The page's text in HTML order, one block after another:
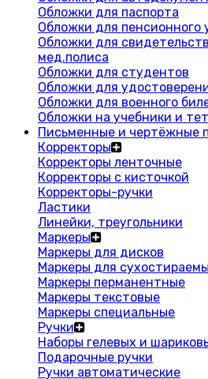
Обложки для паспорта
Обложки для пенсионного
Обложки для
мед.полиса
Обложки для студентов
Обложки для
Обложки для военного
Обложки на учебники и
Письменные и чертёжные
Корректоры
Корректоры ленточные
Корректоры с кисточкой
Корректоры-ручки
Ластики
Линейки, треугольники
Маркеры
Маркеры для дисков
Маркеры для
Маркеры перманентные
Маркеры текстовые
Маркеры специальные
Ручки
Наборы гелевых и
Подарочные ручки
Ручки автоматические